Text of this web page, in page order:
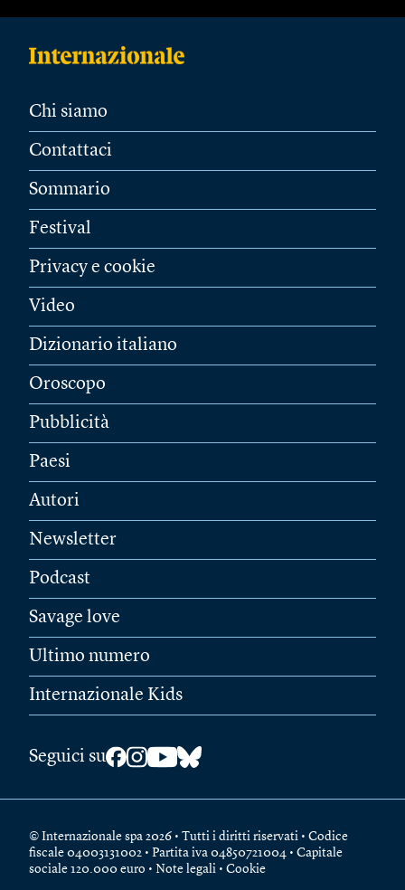
Chi siamo
Contattaci
Sommario
Festival
Privacy e cookie
Video
Dizionario italiano
Oroscopo
Pubblicità
Paesi
Autori
Newsletter
Podcast
Savage love
Ultimo numero
Internazionale Kids
Seguici su
© Internazionale spa 2026 • Tutti i diritti riservati • Codice
fiscale 04003131002 • Partita iva 04850721004 • Capitale
sociale 120.000 euro • Note legali • Cookie